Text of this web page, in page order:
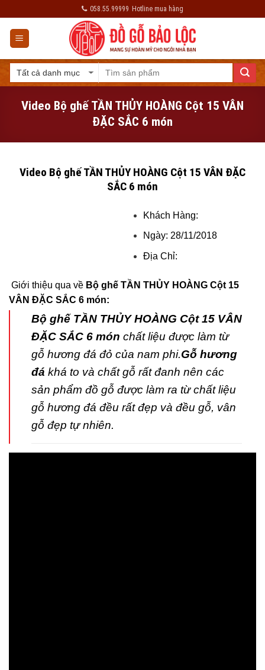
content
058.55.99999 Hotline mua hàng
Video Bộ ghế TẦN THỦY HOÀNG Cột 15 VÂN
ĐẶC SẮC 6 món
Video Bộ ghế TẦN THỦY HOÀNG Cột 15 VÂN ĐẶC
SẮC 6 món
Khách Hàng:
Ngày: 28/11/2018
Địa Chỉ:
Giới thiệu qua về Bộ ghế TẦN THỦY HOÀNG Cột 15
VÂN ĐẶC SẮC 6 món:
Bộ ghế TẦN THỦY HOÀNG Cột 15 VÂN
ĐẶC SẮC 6 món chất liệu được làm từ
gỗ hương đá đỏ của nam phi.Gỗ hương
đá khá to và chất gỗ rất đanh nên các
sản phẩm đồ gỗ được làm ra từ chất liệu
gỗ hương đá đều rất đẹp và đều gỗ, vân
gỗ đẹp tự nhiên.